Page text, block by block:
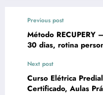
Previous post
Método RECUPERY
30 dias, rotina
Next post
Curso Elétrica
Certificado, Aulas